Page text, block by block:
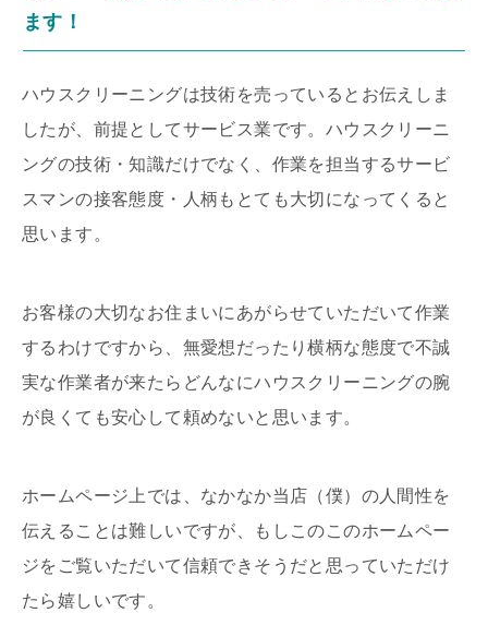
ます！
ハウスクリーニングは技術を売っているとお伝えしま
したが、前提としてサービス業です。ハウスクリーニ
ングの技術・知識だけでなく、作業を担当するサービ
スマンの接客態度・人柄もとても大切になってくると
思います。
お客様の大切なお住まいにあがらせていただいて作業
するわけですから、無愛想だったり横柄な態度で不誠
実な作業者が来たらどんなにハウスクリーニングの腕
が良くても安心して頼めないと思います。
ホームページ上では、なかなか当店（僕）の人間性を
伝えることは難しいですが、もしこのこのホームペー
ジをご覧いただいて信頼できそうだと思っていただけ
たら嬉しいです。